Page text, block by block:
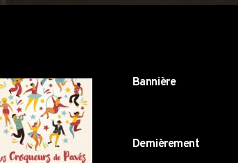
Bannière
Dernièrement